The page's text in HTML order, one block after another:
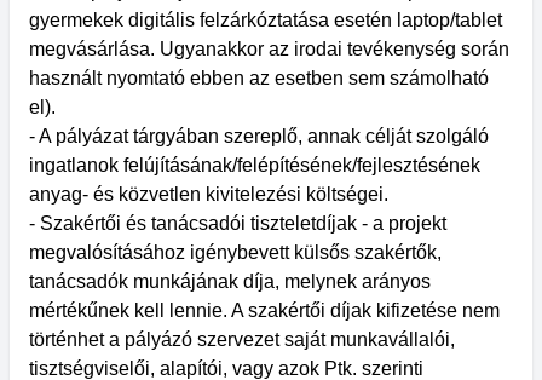
gyermekek digitális felzárkóztatása esetén laptop/tablet
megvásárlása. Ugyanakkor az irodai tevékenység során
használt nyomtató ebben az esetben sem számolható
el).
- A pályázat tárgyában szereplő, annak célját szolgáló
ingatlanok felújításának/felépítésének/fejlesztésének
anyag- és közvetlen kivitelezési költségei.
- Szakértői és tanácsadói tiszteletdíjak - a projekt
megvalósításához igénybevett külsős szakértők,
tanácsadók munkájának díja, melynek arányos
mértékűnek kell lennie. A szakértői díjak kifizetése nem
történhet a pályázó szervezet saját munkavállalói,
tisztségviselői, alapítói, vagy azok Ptk. szerinti